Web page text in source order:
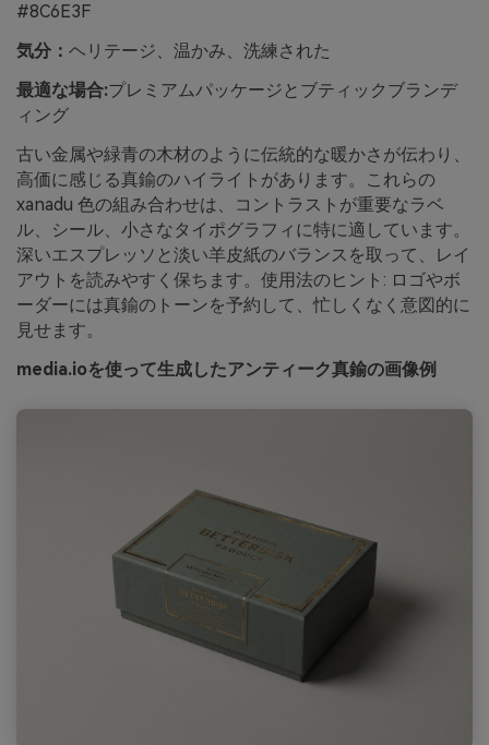
#8C6E3F
気分： ヘリテージ、温かみ、洗練された
最適な場合:プレミアムパッケージとブティックブランデ
ィング
古い金属や緑青の木材のように伝統的な暖かさが伝わり、
高価に感じる真鍮のハイライトがあります。これらの
xanadu 色の組み合わせは、コントラストが重要なラベ
ル、シール、小さなタイポグラフィに特に適しています。
深いエスプレッソと淡い羊皮紙のバランスを取って、レイ
アウトを読みやすく保ちます。使用法のヒント: ロゴやボ
ーダーには真鍮のトーンを予約して、忙しくなく意図的に
見せます。
media.ioを使って生成したアンティーク真鍮の画像例